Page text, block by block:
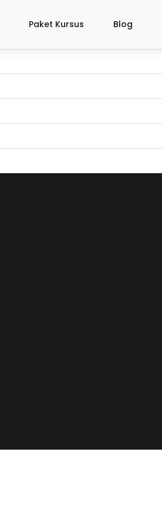
Paket Kursus Blog